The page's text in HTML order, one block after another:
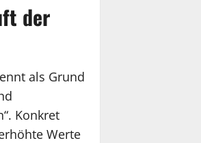
der
als Grund
Konkret
Werte